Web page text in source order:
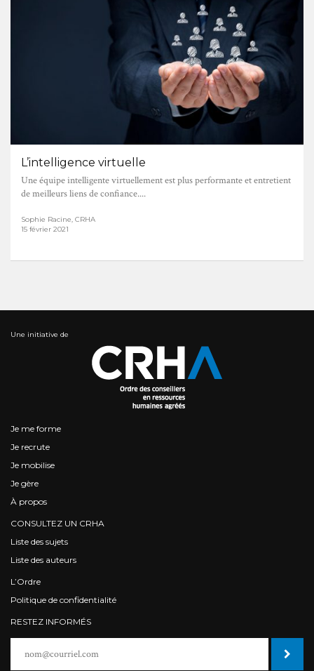
L’intelligence virtuelle
Une équipe intelligente virtuellement est plus performante et entretient
de meilleurs liens de confiance....
Sophie Racine, CRHA
15 février 2021
Une initiative de
Je me forme
Je recrute
Je mobilise
Je gère
À propos
CONSULTEZ UN CRHA
Liste des sujets
Liste des auteurs
L’Ordre
Politique de confidentialité
RESTEZ INFORMÉS